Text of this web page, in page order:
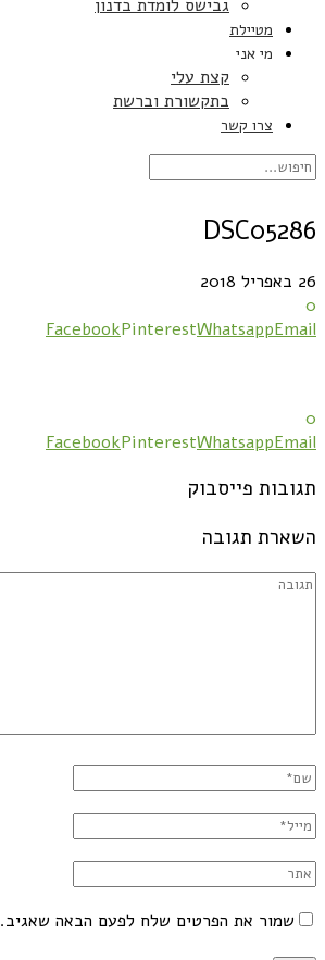
גבישס לומדת בדנון
מטיילת
מי אני
קצת עלי
בתקשורת וברשת
צרו קשר
DSC05286
26 באפריל 2018
0
FacebookPinterestWhatsappEmail
0
FacebookPinterestWhatsappEmail
תגובות פייסבוק
השארת תגובה
שמור את הפרטים שלח לפעם הבאה שאגיב.